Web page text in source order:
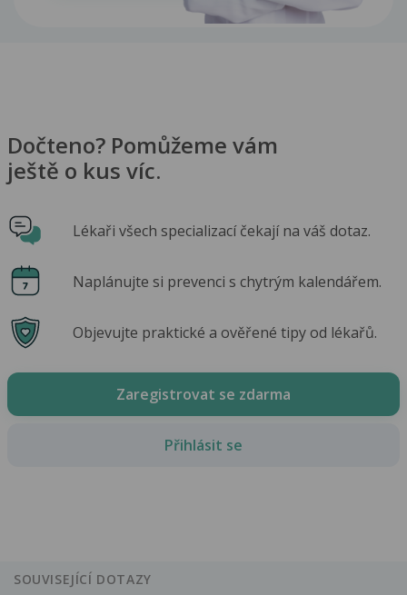
Dočteno? Pomůžeme vám
ještě o kus víc.
Lékaři všech specializací čekají na váš dotaz.
Naplánujte si prevenci s chytrým kalendářem.
Objevujte praktické a ověřené tipy od lékařů.
Zaregistrovat se zdarma
Přihlásit se
SOUVISEJÍCÍ DOTAZY